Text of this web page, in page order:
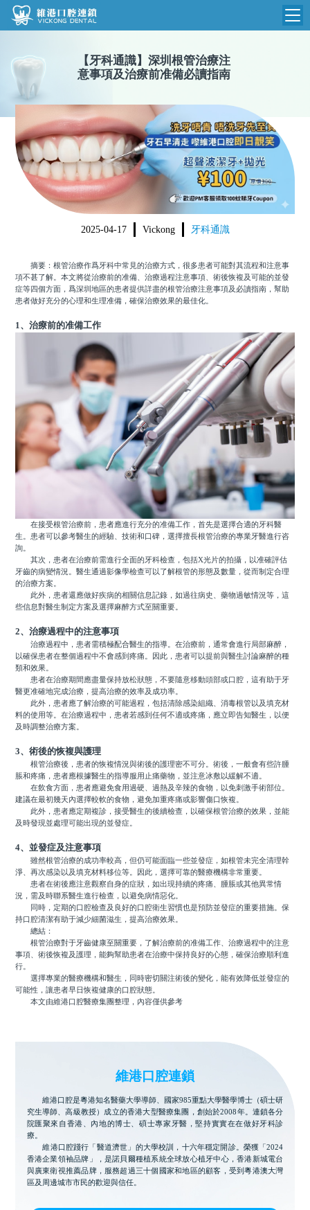
維港首頁
品牌介紹
環境設備
醫院新聞
收費標準
N
收費總表
植牙收費
根管收費
美學收費
箍牙收費
醫生團隊
門診時間
【 牙科通識】 深圳根管治療注
意事項及治療前准備必讀指南
2025-04-17 Vickong 牙科通識
摘要：根管治療作爲牙科中常見的治療方式，很多患者可能對其流程和注意事
項不甚了解。本文將從治療前的准備、治療過程注意事項、術後恢複及可能的並發
症等四個方面，爲深圳地區的患者提供詳盡的根管治療注意事項及必讀指南，幫助
患者做好充分的心理和生理准備，確保治療效果的最佳化。
1、治療前的准備工作
在接受根管治療前，患者應進行充分的准備工作，首先是選擇合適的牙科醫
生。患者可以參考醫生的經驗、技術和口碑，選擇擅長根管治療的專業牙醫進行咨
詢。
其次，患者在治療前需進行全面的牙科檢查，包括X光片的拍攝，以准確評估
牙齒的病變情況。醫生通過影像學檢查可以了解根管的形態及數量，從而制定合理
的治療方案。
此外，患者還應做好疾病的相關信息記錄，如過往病史、藥物過敏情況等，這
些信息對醫生制定方案及選擇麻醉方式至關重要。
2、治療過程中的注意事項
治療過程中，患者需積極配合醫生的指導。在治療前，通常會進行局部麻醉，
以確保患者在整個過程中不會感到疼痛。因此，患者可以提前與醫生討論麻醉的種
類和效果。
患者在治療期間應盡量保持放松狀態，不要隨意移動頭部或口腔，這有助于牙
醫更准確地完成治療，提高治療的效率及成功率。
此外，患者應了解治療的可能過程，包括清除感染組織、消毒根管以及填充材
料的使用等。在治療過程中，患者若感到任何不適或疼痛，應立即告知醫生，以便
及時調整治療方案。
3、術後的恢複與護理
根管治療後，患者的恢複情況與術後的護理密不可分。術後，一般會有些許腫
脹和疼痛，患者應根據醫生的指導服用止痛藥物，並注意冰敷以緩解不適。
在飲食方面，患者應避免食用過硬、過熱及辛辣的食物，以免刺激手術部位。
建議在最初幾天內選擇較軟的食物，避免加重疼痛或影響傷口恢複。
此外，患者應定期複診，接受醫生的後續檢查，以確保根管治療的效果，並能
及時發現並處理可能出現的並發症。
4、並發症及注意事項
雖然根管治療的成功率較高，但仍可能面臨一些並發症，如根管未完全清理幹
淨、再次感染以及填充材料移位等。因此，選擇可靠的醫療機構非常重要。
患者在術後應注意觀察自身的症狀，如出現持續的疼痛、腫脹或其他異常情
況，需及時聯系醫生進行檢查，以避免病情惡化。
同時，定期的口腔檢查及良好的口腔衛生習慣也是預防並發症的重要措施。保
持口腔清潔有助于減少細菌滋生，提高治療效果。
總結：
根管治療對于牙齒健康至關重要，了解治療前的准備工作、治療過程中的注意
事項、術後恢複及護理，能夠幫助患者在治療中保持良好的心態，確保治療順利進
行。
選擇專業的醫療機構和醫生，同時密切關注術後的變化，能有效降低並發症的
可能性，讓患者早日恢複健康的口腔狀態。
本文由維港口腔醫療集團整理，內容僅供參考
維港口腔連鎖
維港口腔是粵港知名醫藥大學導師、國家985重點大學醫學博士（碩士研
究生導師、高級教授）成立的香港大型醫療集團，創始於2008年。連鎖各分
院匯聚來自香港、內地的博士、碩士專家牙醫，堅持實實在在做好牙科診
療。
維港口腔踐行「醫道濟世」的大學校訓，十六年穩定開診。榮獲「2024
香港企業領袖品牌」，是諾貝爾種植系統全球放心植牙中心，香港新城電台
與廣東衛視推薦品牌，服務超過三十個國家和地區的顧客，受到粵港澳大灣
區及周邊城市市民的歡迎與信任。